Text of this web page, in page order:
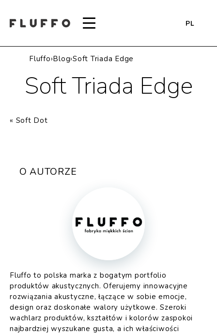
PL
Fluffo›Blog›Soft Triada Edge
Soft Triada Edge
« Soft Dot
O AUTORZE
Fluffo to polska marka z bogatym portfolio
produktów akustycznych. Oferujemy innowacyjne
rozwiązania akustyczne, łączące w sobie emocje,
design oraz doskonałe walory użytkowe. Szeroki
wachlarz produktów, kształtów i kolorów zaspokoi
najbardziej wyszukane gusta, a ich właściwości